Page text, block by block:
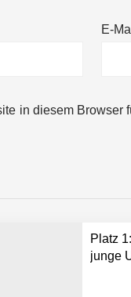
E-
in diesem Browser
Platz
junge
in Minuten statt